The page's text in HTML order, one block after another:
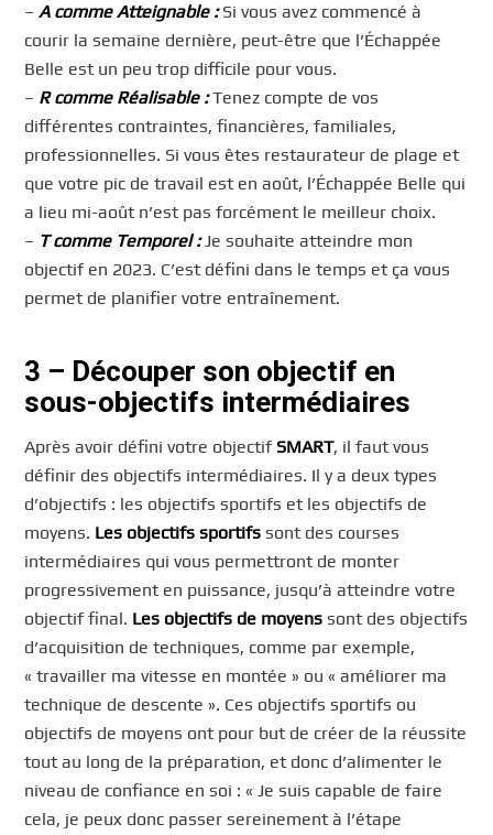
–A comme Atteignable : Si vous avez commencé à
courir la semaine dernière, peut-être que l’Échappée
Belle est un peu trop difficile pour vous.
– R comme Réalisable : Tenez compte de vos
différentes contraintes, financières, familiales,
professionnelles. Si vous êtes restaurateur de plage et
que votre pic de travail est en août, l’Échappée Belle qui
a lieu mi-août n’est pas forcément le meilleur choix.
– T comme Temporel : Je souhaite atteindre mon
objectif en 2023. C’est défini dans le temps et ça vous
permet de planifier votre entraînement.
3 – Découper son objectif en
sous-objectifs intermédiaires
Après avoir défini votre objectif SMART, il faut vous
définir des objectifs intermédiaires. Il y a deux types
d’objectifs : les objectifs sportifs et les objectifs de
moyens. Les objectifs sportifs sont des courses
intermédiaires qui vous permettront de monter
progressivement en puissance, jusqu’à atteindre votre
objectif final. Les objectifs de moyens sont des objectifs
d’acquisition de techniques, comme par exemple,
« travailler ma vitesse en montée » ou « améliorer ma
technique de descente ». Ces objectifs sportifs ou
objectifs de moyens ont pour but de créer de la réussite
tout au long de la préparation, et donc d’alimenter le
niveau de confiance en soi : « Je suis capable de faire
cela, je peux donc passer sereinement à l’étape